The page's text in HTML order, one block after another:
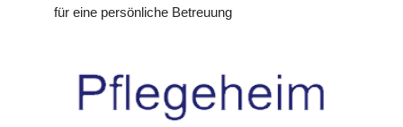
für eine persönliche Betreuung